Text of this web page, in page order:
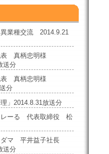
業種交流 2014.9.21
表 真柄忠明様
送分
表 真柄忠明様
分
理」2014.8.31放送分
レーる 代表取締役 松
ダマ 平井益子社長
送分